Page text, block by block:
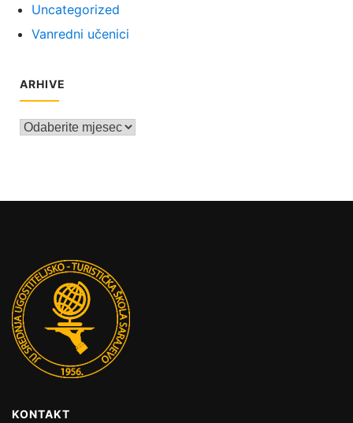
Uncategorized
Vanredni učenici
ARHIVE
Arhive
KONTAKT